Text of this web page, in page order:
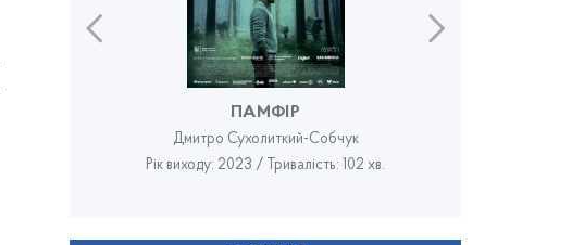
ПАМФІР
Дмитро Сухолиткий-Собчук
Рік виходу: 2023 / Тривалість: 102 хв.